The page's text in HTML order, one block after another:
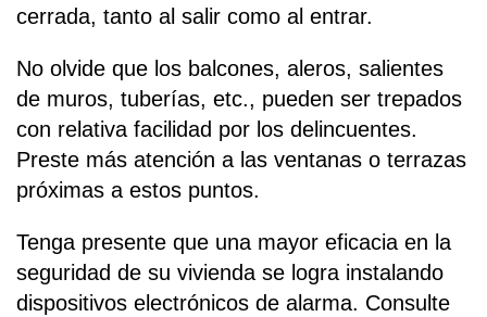
cerrada, tanto al salir como al entrar.
No olvide que los balcones, aleros, salientes
de muros, tuberías, etc., pueden ser trepados
con relativa facilidad por los delincuentes.
Preste más atención a las ventanas o terrazas
próximas a estos puntos.
Tenga presente que una mayor eficacia en la
seguridad de su vivienda se logra instalando
dispositivos electrónicos de alarma. Consulte